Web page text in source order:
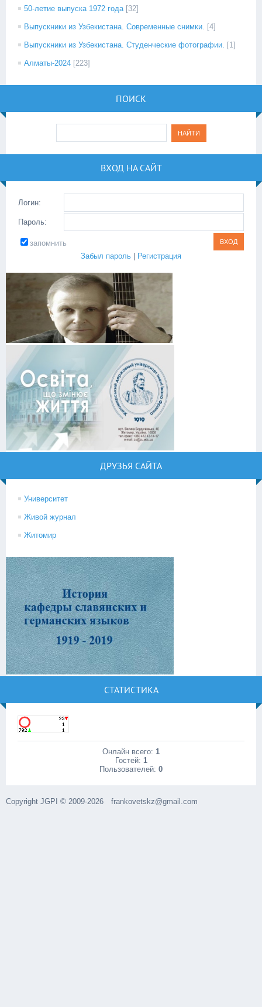
50-летие выпуска 1972 года [32]
Выпускники из Узбекистана. Современные снимки. [4]
Выпускники из Узбекистана. Студенческие фотографии. [1]
Алматы-2024 [223]
ПОИСК
ВХОД НА САЙТ
Логин:
Пароль:
запомнить
Забыл пароль | Регистрация
ДРУЗЬЯ САЙТА
Университет
Живой журнал
Житомир
СТАТИСТИКА
Онлайн всего: 1
Гостей: 1
Пользователей: 0
Copyright JGPI © 2009-2026 frankovetskz@gmail.com